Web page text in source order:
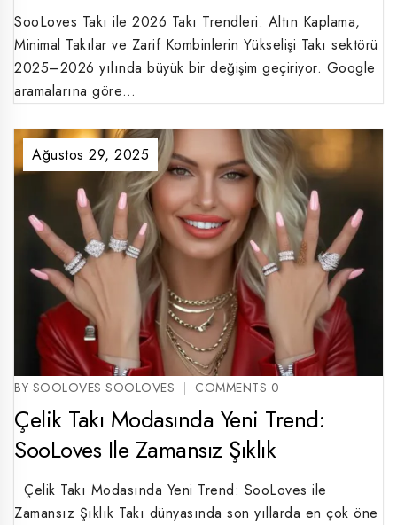
SooLoves Takı ile 2026 Takı Trendleri: Altın Kaplama,
Minimal Takılar ve Zarif Kombinlerin Yükselişi Takı sektörü
2025–2026 yılında büyük bir değişim geçiriyor. Google
aramalarına göre…
BY SOOLOVES SOOLOVES
Ağustos 29, 2025
COMMENTS 0
Çelik Takı Modasında Yeni Trend:
SooLoves Ile Zamansız Şıklık
Çelik Takı Modasında Yeni Trend: SooLoves ile
Zamansız Şıklık Takı dünyasında son yıllarda en çok öne